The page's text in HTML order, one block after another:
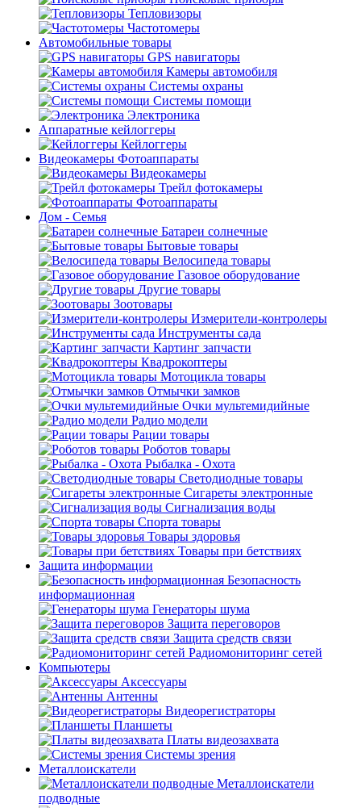
Тепловизоры
Частотомеры
Автомобильные товары
GPS навигаторы
Камеры автомобиля
Системы охраны
Системы помощи
Электроника
Аппаратные кейлоггеры
Кейлоггеры
Видеокамеры Фотоаппараты
Видеокамеры
Трейл фотокамеры
Фотоаппараты
Дом - Семья
Батареи солнечные
Бытовые товары
Велосипеда товары
Газовое оборудование
Другие товары
Зоотовары
Измерители-контролеры
Инструменты сада
Картинг запчасти
Квадрокоптеры
Мотоцикла товары
Отмычки замков
Очки мультемидийные
Радио модели
Рации товары
Роботов товары
Рыбалка - Охота
Светодиодные товары
Сигареты электронные
Сигнализация воды
Спорта товары
Товары здоровья
Товары при бетствиях
Защита информации
Безопасность
информационная
Генераторы шума
Защита переговоров
Защита средств связи
Радиомониторинг сетей
Компьютеры
Аксессуары
Антенны
Видеорегистраторы
Планшеты
Платы видеозахвата
Системы зрения
Металлоискатели
Металлоискатели
подводные